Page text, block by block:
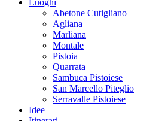
Luoghi
Abetone Cutigliano
Agliana
Marliana
Montale
Pistoia
Quarrata
Sambuca Pistoiese
San Marcello Piteglio
Serravalle Pistoiese
Idee